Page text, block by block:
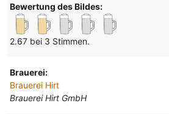
Bewertung des Bildes:
2.67 bei 3 Stimmen.
Brauerei:
Brauerei Hirt
Brauerei Hirt GmbH